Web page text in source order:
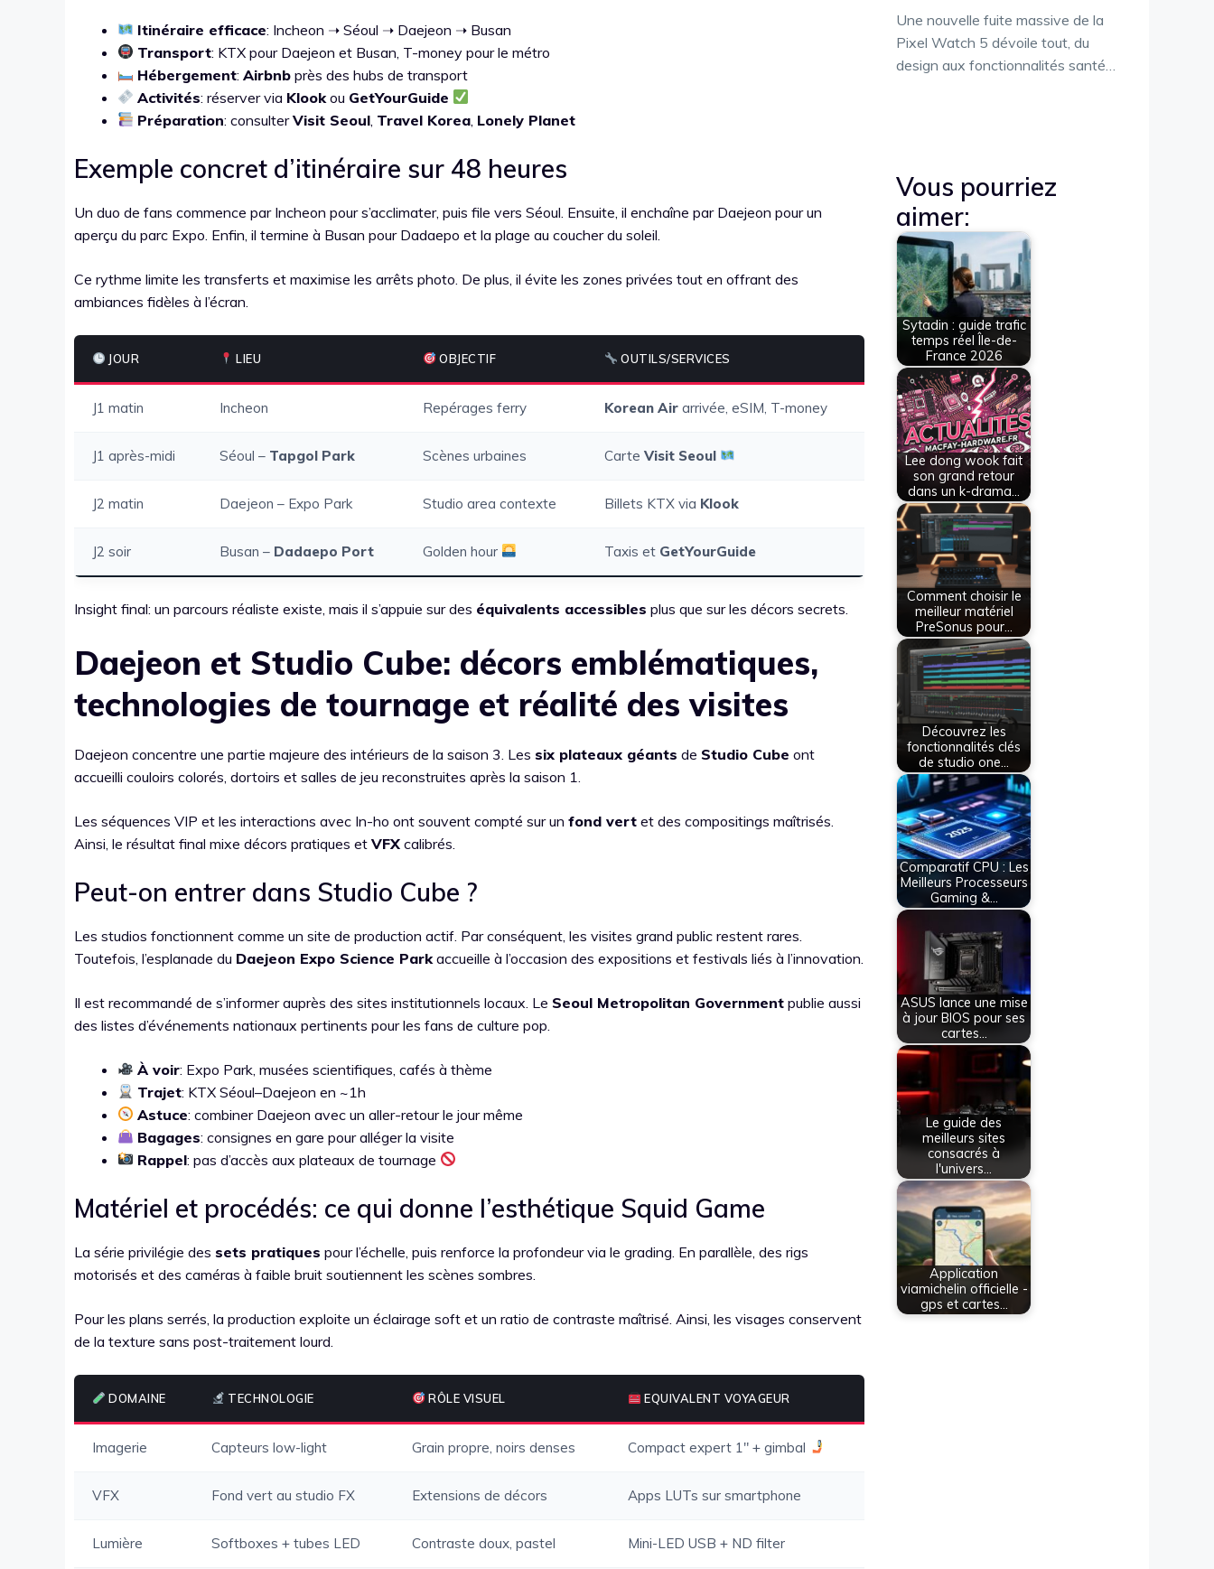
Itinéraire efficace: Incheon ➝ Séoul ➝ Daejeon ➝ Busan
Transport: KTX pour Daejeon et Busan, T-money pour le métro
Hébergement:Airbnb près des hubs de transport
Activités: réserver via Klook ou GetYourGuide
Préparation: consulterVisit Seoul Travel Korea Lonely Planet
Exemple concret d’itinéraire sur 48 heures
Un duo de fans commence par Incheon pour s’acclimater, puis file vers Séoul. Ensuite, il enchaîne par Daejeon pour un
aperçu du parc Expo. Enfin, il termine à Busan pour Dadaepo et la plage au coucher du soleil.
Ce rythme limite les transferts et maximise les arrêts photo. De plus, il évite les zones privées tout en offrant des
ambiances fidèles à l’écran.
JOUR LIEU OBJECTIF OUTILS/SERVICES
J1 matin Incheon Repérages ferry Korean Air arrivée, eSIM, T-money
J1 après-midi Séoul – Tapgol Park Scènes urbaines Carte Visit Seoul
J2 matin Daejeon – Expo Park Studio area contexte Billets KTX via Klook
J2 soir Busan – Dadaepo Port Golden hour Taxis et GetYourGuide
Insight final: un parcours réaliste existe, mais il s’appuie sur des équivalents accessibles plus que sur les décors secrets.
Daejeon et Studio Cube: décors emblématiques,
technologies de tournage et réalité des visites
Daejeon concentre une partie majeure des intérieurs de la saison 3. Les six plateaux géants de Studio Cube ont
accueilli couloirs colorés, dortoirs et salles de jeu reconstruites après la saison 1.
Les séquences VIP et les interactions avec In-ho ont souvent compté sur un fond vert et des compositings maîtrisés.
Ainsi, le résultat final mixe décors pratiques et VFX calibrés.
Peut-on entrer dans Studio Cube ?
Les studios fonctionnent comme un site de production actif. Par conséquent, les visites grand public restent rares.
Toutefois, l’esplanade du Daejeon Expo Science Park accueille à l’occasion des expositions et festivals liés à l’innovation.
Il est recommandé de s’informer auprès des sites institutionnels locaux. Le Seoul Metropolitan Government publie aussi
des listes d’événements nationaux pertinents pour les fans de culture pop.
À voir: Expo Park, musées scientifiques, cafés à thème
Trajet: KTX Séoul–Daejeon en ~1h
Astuce: combiner Daejeon avec un aller-retour le jour même
Bagages: consignes en gare pour alléger la visite
Rappel: pas d’accès aux plateaux de tournage
Matériel et procédés: ce qui donne l’esthétique Squid Game
La série privilégie des sets pratiques pour l’échelle, puis renforce la profondeur via le grading. En parallèle, des rigs
motorisés et des caméras à faible bruit soutiennent les scènes sombres.
Pour les plans serrés, la production exploite un éclairage soft et un ratio de contraste maîtrisé. Ainsi, les visages conservent
de la texture sans post-traitement lourd.
DOMAINE TECHNOLOGIE RÔLE VISUEL EQUIVALENT VOYAGEUR
Imagerie Capteurs low-light Grain propre, noirs denses Compact expert 1″ + gimbal
VFX Fond vert au studio FX Extensions de décors Apps LUTs sur smartphone
Lumière Softboxes + tubes LED Contraste doux, pastel Mini-LED USB + ND filter
Une nouvelle fuite massive de la
Pixel Watch 5 dévoile tout, du
design aux fonctionnalités santé…
Vous pourriez
aimer:
Sytadin : guide trafic
temps réel Île-de-
France 2026
Lee dong wook fait
son grand retour
dans un k-drama…
Comment choisir le
meilleur matériel
PreSonus pour…
Découvrez les
fonctionnalités clés
de studio one…
Comparatif CPU : Les
Meilleurs Processeurs
Gaming &…
ASUS lance une mise
à jour BIOS pour ses
cartes…
Le guide des
meilleurs sites
consacrés à
l'univers…
Application
viamichelin officielle -
gps et cartes…